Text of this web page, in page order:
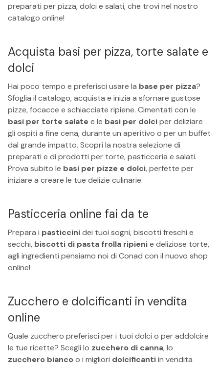
preparati per pizza, dolci e salati, che trovi nel nostro
catalogo online!
Acquista basi per pizza, torte salate e
dolci
Hai poco tempo e preferisci usare la base per pizza?
Sfoglia il catalogo, acquista e inizia a sfornare gustose
pizze, focacce e schiacciate ripiene. Cimentati con le
basi per torte salate e le basi per dolciper deliziare
gli ospiti a fine cena, durante un aperitivo o per un buffet
dal grande impatto. Scopri la nostra selezione di
preparati e di prodotti per torte, pasticceria e salati.
Prova subito le basi per pizze e dolci, perfette per
iniziare a creare le tue delizie culinarie.
Pasticceria online fai da te
Prepara i pasticcinidei tuoi sogni, biscotti freschi e
secchi, biscotti di pasta frolla ripienie deliziose torte,
agli ingredienti pensiamo noi di Conad con il nuovo shop
online!
Zucchero e dolcificanti in vendita
online
Quale zucchero preferisci per i tuoi dolci o per addolcire
le tue ricette? Scegli lo zucchero di canna, lo
zucchero bianco o i migliori dolcificantiin vendita